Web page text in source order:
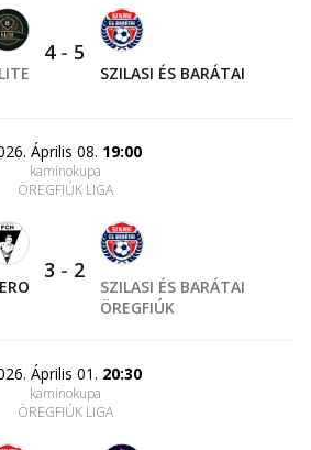
4- 5
SZILASI ÉS BARÁTAI
Április 08. 19:00
kaminokupa
ÖREGFIÚK LIGA
3 - 2
SZILASI ÉS BARÁTAI
ÖREGFIÚK
Április 01. 20:30
kaminokupa
ÖREGFIÚK LIGA